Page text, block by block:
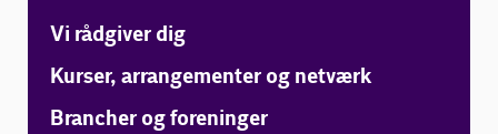
Vi rådgiver dig
Kurser, arrangementer og netværk
Brancher og foreninger